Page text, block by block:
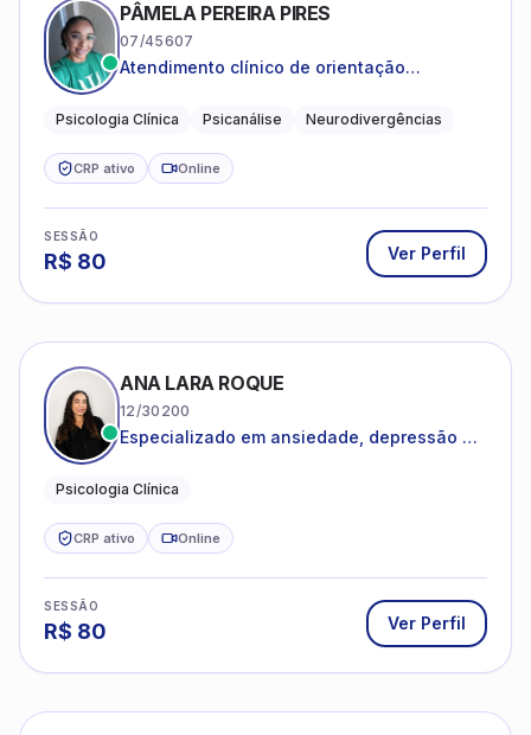
PÂMELA PEREIRA PIRES
07/45607
Atendimento clínico de orientação
crianças neurotípicas
Psicologia Clínica Psicanálise Neurodivergências
CRP ativo Online
SESSÃO
R$ 80 Ver Perfil
ANA LARA ROQUE
12/30200
Especializado em ansiedade, depressão e
Psicologia Clínica
CRP ativo Online
SESSÃO
R$ 80 Ver Perfil